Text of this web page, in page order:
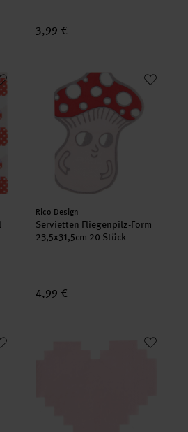
3,99 €
Puder Servietten Fliegenpilz-Form
Hersteller:
Rico Design
Servietten Fliegenpilz-Form
23,5x31,5cm 20 Stück
4,99 €
Shrooom Fliegenpilz
Servietten Pixel-Herz Rosa